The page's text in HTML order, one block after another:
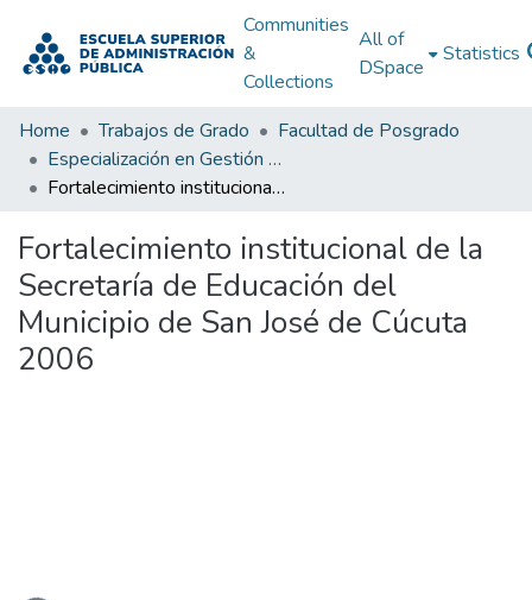
Communities
&
Collections
All of
DSpace
Statistics
Home Trabajos de Grado
Facultad de Posgrado
Especialización en Gestión Pública
Fortalecimiento institucional de la Secretaría de Educación del Municipio de San José de Cúcuta 2006
Fortalecimiento institucional de la
Secretaría de Educación del
Municipio de San José de Cúcuta
2006